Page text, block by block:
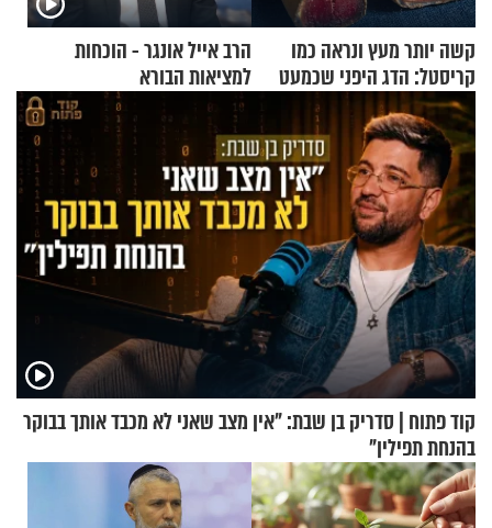
קשה יותר מעץ ונראה כמו
קריסטל: הדג היפני שכמעט
בלתי אפשרי לחתוך
הרב אייל אונגר - הוכחות
למציאות הבורא
קוד פתוח | סדריק בן שבת: "אין מצב שאני לא מכבד אותך בבוקר
בהנחת תפילין"